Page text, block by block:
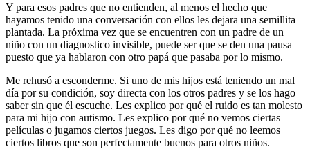
Y para esos padres que no entienden, al menos el hecho que
hayamos tenido una conversación con ellos les dejara una semillita
plantada. La próxima vez que se encuentren con un padre de un
niño con un diagnostico invisible, puede ser que se den una pausa
puesto que ya hablaron con otro papá que pasaba por lo mismo.
Me rehusó a esconderme. Si uno de mis hijos está teniendo un mal
día por su condición, soy directa con los otros padres y se los hago
saber sin que él escuche. Les explico por qué el ruido es tan molesto
para mi hijo con autismo. Les explico por qué no vemos ciertas
películas o jugamos ciertos juegos. Les digo por qué no leemos
ciertos libros que son perfectamente buenos para otros niños.